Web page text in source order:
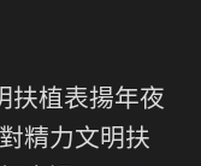
扶植表揚年夜
精力文明扶